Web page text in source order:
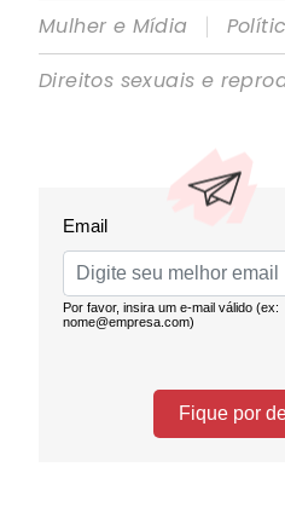
Mulher e Mídia
|
Direitos sexuais e